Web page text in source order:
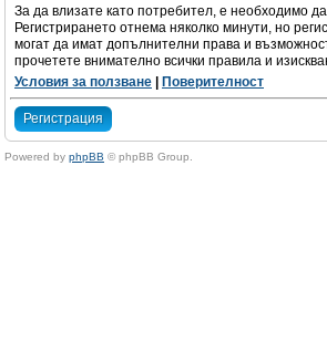
За да влизате като потребител, е необходимо
Регистрирането отнема няколко минути, но
могат да имат допълнителни права и
прочетете внимателно всички правила и
Условия за ползване
Поверителност
Регистрация
Powered by phpBB © phpBB Group.